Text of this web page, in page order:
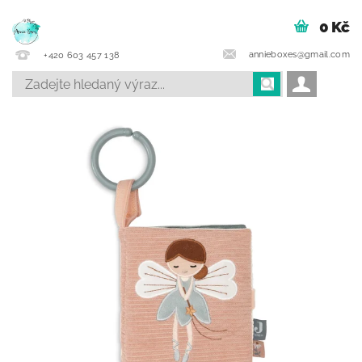
+420 603 457 138 annieboxes@gmail.com
0 Kč